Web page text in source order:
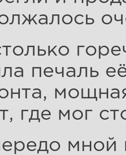
печаль
где мог
мной